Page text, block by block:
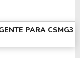
2025 0,17730000
PARA CSMG3